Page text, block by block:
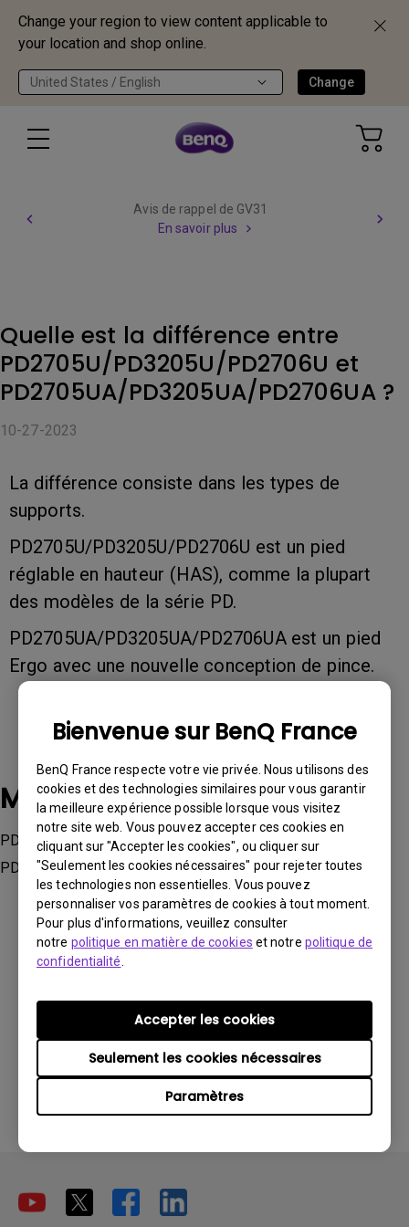
Change your region to view content applicable to
your location and shop online.
United States / English Change
Bienvenue sur BenQ France
BenQ France respecte votre vie privée. Nous utilisons des
cookies et des technologies similaires pour vous garantir
la meilleure expérience possible lorsque vous visitez
notre site web. Vous pouvez accepter ces cookies en
cliquant sur "Accepter les cookies", ou cliquer sur
"Seulement les cookies nécessaires" pour rejeter toutes
les technologies non essentielles. Vous pouvez
personnaliser vos paramètres de cookies à tout moment.
Pour plus d'informations, veuillez consulter
notre politique en matière de cookies et notre politique de
confidentialité
Paramètres
Seulement les cookies nécessaires
Accepter les cookies
Avis de rappel de GV31
En savoir plus
Quelle est la différence entre
PD2705U/PD3205U/PD2706U et
PD2705UA/PD3205UA/PD2706UA ?
10-27-2023
La différence consiste dans les types de
supports.
PD2705U/PD3205U/PD2706U est un pied
réglable en hauteur (HAS), comme la plupart
des modèles de la série PD.
PD2705UA/PD3205UA/PD2706UA est un pied
Ergo avec une nouvelle conception de pince.
Modèles applicables
PD2705U, PD2705UA , PD2706U, PD2706UA, PD3205U,
PD3205UA
Oui Non